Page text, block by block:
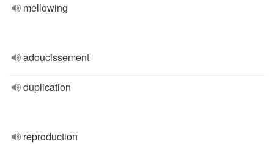
mellowing
adoucissement
duplication
reproduction